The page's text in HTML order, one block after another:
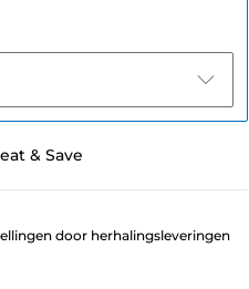
& Save
door herhalingsleveringen